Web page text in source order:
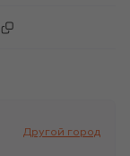
Другой город